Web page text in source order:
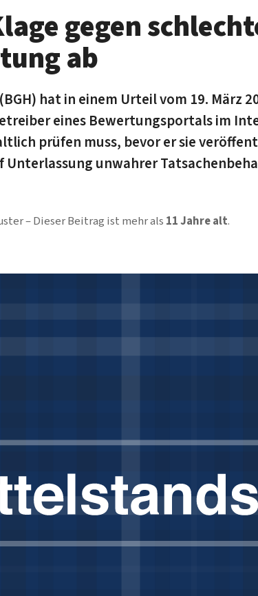
gegen
ab
hat in einem Urteil vom 19. März
eines Bewertungsportals im
prüfen muss, bevor er sie
Unterlassung unwahrer
Dieser Beitrag ist mehr als 11 Jahre alt.